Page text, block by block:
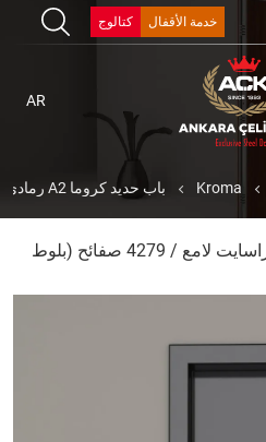
خدمة الأقفال كتالوج
AR
Kroma باب حديد كروما A2 رمادي أنثراسايت لامع / 4279 صفائح (بلوط ذهبي)
باب حديد كروما A2 رمادي أنثراسايت لامع / 4279 صفائح (بلوط